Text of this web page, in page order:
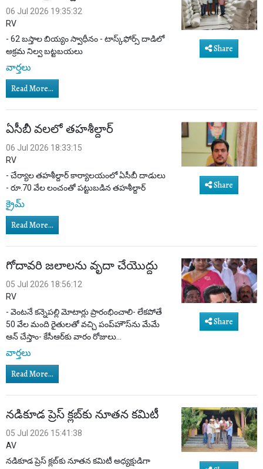
06 Jul 2026 19:35:32
RV
- 62 బస్తాల బియ్యం స్వాధీనం - టాస్క్‌ఫోర్స్ దాడిలో
అక్రమ నిల్వ బట్టబయలు
వార్తలు
Read More...
Share
ఏసీబీ వలలో తహశీల్దార్
06 Jul 2026 18:33:15
RV
- చేర్యాల తహశీల్దార్ కార్యాలయంలో ఏసీబీ దాడులు
- రూ.70 వేల లంచంతో పట్టుబడిన తహశీల్దార్
క్రైమ్
Read More...
Share
గోదావరి జలాలను వృదా చేయొద్దు
05 Jul 2026 18:56:12
RV
- వెంటనే కన్నెపల్లి మోటార్లు ప్రారంభించాలి- లేకపోతే
50 వేల మంది రైతులతో వచ్చి పంప్‌హౌస్‌ను మేమే
ఆన్ చేస్తాం- కేసీఆర్‌కు వారం రోజులు...
వార్తలు
Read More...
Share
నడికూడ ప్రెస్ క్లబ్‌కు నూతన కమిటీ
05 Jul 2026 15:41:38
AV
నడికూడ ప్రెస్ క్లబ్‌కు నూతన కమిటీ అధ్యక్షుడిగా